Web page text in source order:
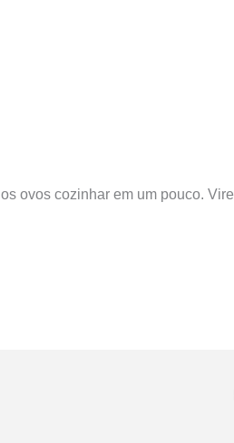
ovos cozinhar em um pouco. Vire